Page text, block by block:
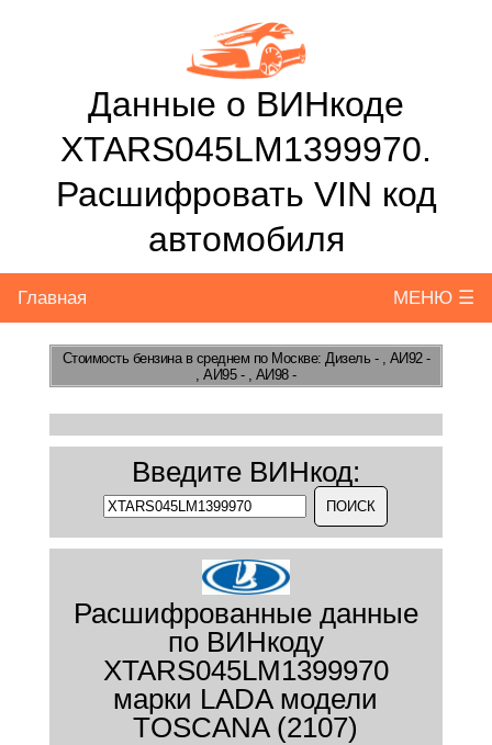
Данные о ВИНкоде
XTARS045LM1399970.
Расшифровать VIN код
автомобиля
Главная МЕНЮ ☰
Стоимость бензинав среднем по Москве: Дизель - , АИ92 -
, АИ95 - , АИ98 -
Введите ВИНкод:
Расшифрованные данные
по ВИНкоду
XTARS045LM1399970
марки LADA модели
TOSCANA (2107)